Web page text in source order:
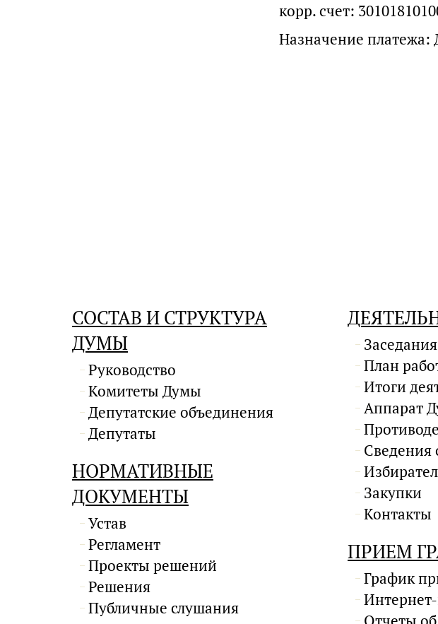
корр. счет:
Назначение платежа:
СОСТАВ И СТРУКТУРА
ДУМЫ
Руководство
Комитеты Думы
Депутатские объединения
Депутаты
НОРМАТИВНЫЕ
ДОКУМЕНТЫ
Устав
Регламент
Проекты решений
Решения
Публичные слушания
План
Итоги
Аппарат
Сведения
Закупки
Контакты
ПРИЕМ
График